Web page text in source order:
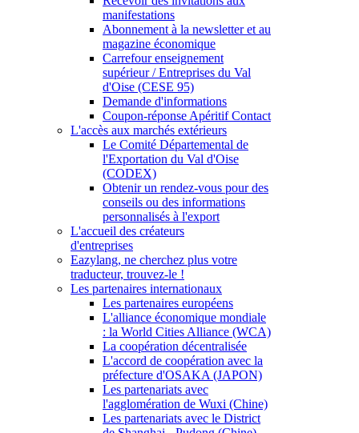
manifestations
Abonnement à la newsletter et au
magazine économique
Carrefour enseignement
supérieur / Entreprises du Val
d'Oise (CESE 95)
Demande d'informations
Coupon-réponse Apéritif Contact
L'accès aux marchés extérieurs
Le Comité Départemental de
l'Exportation du Val d'Oise
(CODEX)
Obtenir un rendez-vous pour des
conseils ou des informations
personnalisés à l'export
L'accueil des créateurs
d'entreprises
Eazylang, ne cherchez plus votre
traducteur, trouvez-le !
Les partenaires internationaux
Les partenaires européens
L'alliance économique mondiale
: la World Cities Alliance (WCA)
La coopération décentralisée
L'accord de coopération avec la
préfecture d'OSAKA (JAPON)
Les partenariats avec
l'agglomération de Wuxi (Chine)
Les partenariats avec le District